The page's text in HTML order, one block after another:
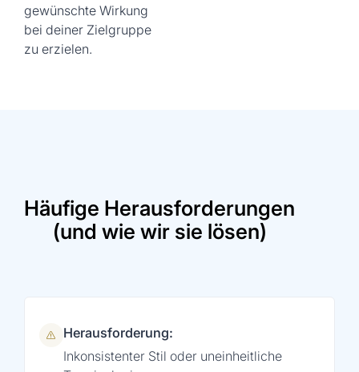
gewünschte Wirkung
bei deiner Zielgruppe
zu erzielen.
Häufige Herausforderungen
(und wie wir sie lösen)
Herausforderung:
Inkonsistenter Stil oder uneinheitliche